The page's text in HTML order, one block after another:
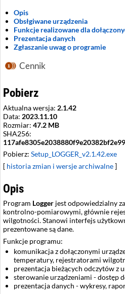
Opis
Obsłgiwane urządzenia
Funkcje realizowane dla
Prezentacja danych
Zgłaszanie uwag o programie
Cennik
Pobierz
Aktualna wersja: 2.1.42
Data: 2023.11.10
Rozmiar: 47.2 MB
SHA256:
Pobierz: Setup_LOGGER_v2.1.42.exe
[ historia zmian i wersje archiwalne]
Opis
Program Logger jest odpowiedzialny
kontrolno-pomiarowymi, głównie
wilgotności. Stanowi interfejs
prezentowane są dane.
Funkcje programu:
komunikacja z dołączonymi
temperatury, rejestratorami
prezentacja bieżących odczytów z
sterowanie urządzeniami - dostęp
prezentacja danych - wykresy,